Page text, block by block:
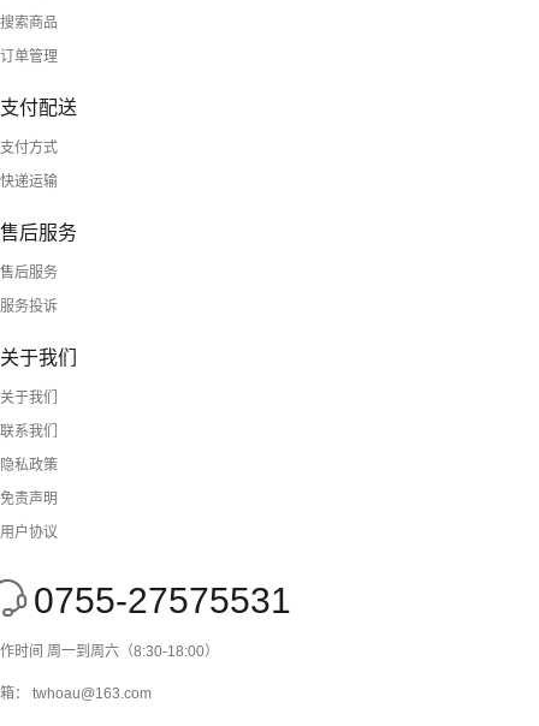
搜索商品
订单管理
支付配送
支付方式
快递运输
售后服务
售后服务
服务投诉
关于我们
关于我们
联系我们
隐私政策
免责声明
用户协议
0755-27575531
时间 周一到周六（8:30-18:00）
： twhoau@163.com